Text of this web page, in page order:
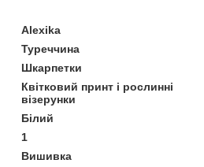
Alexika
Туреччина
Шкарпетки
Квітковий принт і рослинні
візерунки
Білий
1
Вишивка